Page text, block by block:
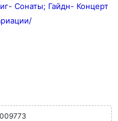
Сонаты; Гайдн- Концерт